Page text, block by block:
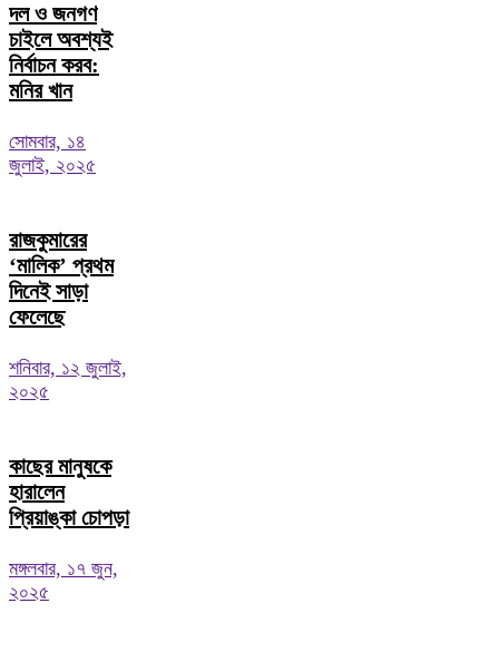
দল ও জনগণ
চাইলে অবশ্যই
নির্বাচন করব:
মনির খান
সোমবার, ১৪
জুলাই, ২০২৫
রাজকুমারের
‘মালিক’ প্রথম
দিনেই সাড়া
ফেলেছে
শনিবার, ১২ জুলাই,
২০২৫
কাছের মানুষকে
হারালেন
প্রিয়াঙ্কা চোপড়া
মঙ্গলবার, ১৭ জুন,
২০২৫